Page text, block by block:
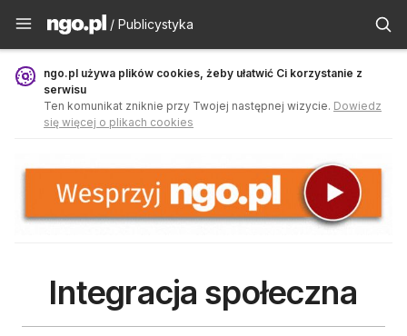
Publicystyka - ngo.pl
/ Publicystyka
ngo.pl używa plików cookies, żeby ułatwić Ci korzystanie z
serwisu
Ten komunikat zniknie przy Twojej następnej wizycie. Dowiedz
się więcej o plikach cookies
Integracja społeczna